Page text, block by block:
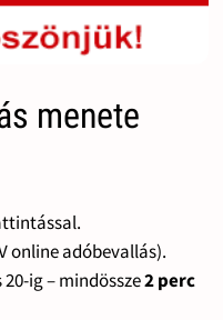
menete
online adóbevallás).
ig – mindössze2 perc